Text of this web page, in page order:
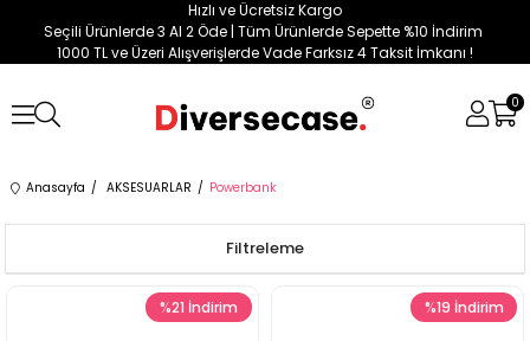
Hızlı ve Ücretsiz Kargo
Seçili Ürünlerde 3 Al 2 Öde | Tüm Ürünlerde Sepette %10 İndirim
1000 TL ve Üzeri Alışverişlerde Vade Farksız 4 Taksit İmkanı !
0
Anasayfa AKSESUARLAR Powerbank
Filtreleme
%21 İndirim %19 İndirim